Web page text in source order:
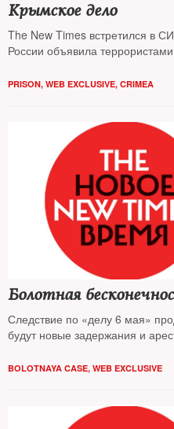
Крымское дело
The New Times встретился в
России объявила террористами
PRISON, WEB EXCLUSIVE, CRIMEA
Болотная
Следствие по «делу 6 мая»
будут новые задержания и
BOLOTNAYA CASE, WEB EXCLUSIVE